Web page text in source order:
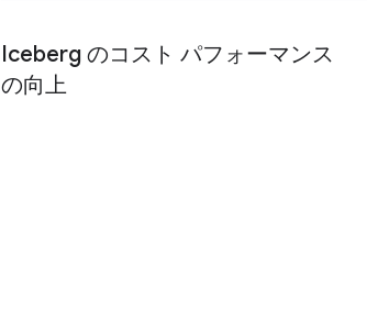
Iceberg のコスト パフォーマンス
の向上